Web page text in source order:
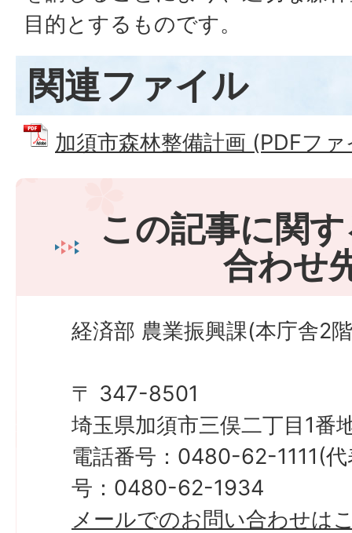
目的とするものです。
関連ファイル
加須市森林整備計画 (PDFフ
この記事に関
合わせ
経済部 農業振興課(本庁舎2
〒 347-8501
埼玉県加須市三俣二丁目1番
電話番号：0480-62-1111(
号：0480-62-1934
メールでのお問い合わせは